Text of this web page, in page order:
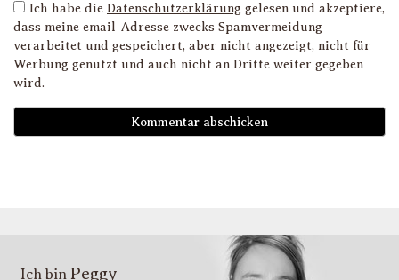
Ich habe die Datenschutzerklärung gelesen und akzeptiere,
dass meine email-Adresse zwecks Spamvermeidung
verarbeitet und gespeichert, aber nicht angezeigt, nicht für
Werbung genutzt und auch nicht an Dritte weiter gegeben
wird.
Ich bin Peggy